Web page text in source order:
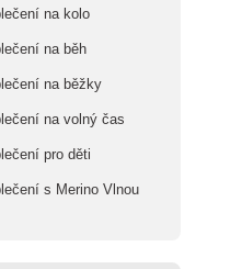
na kolo
na běh
na běžky
na volný čas
pro děti
s Merino Vlnou